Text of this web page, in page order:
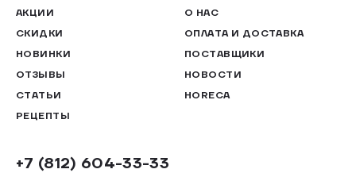
АКЦИИ
СКИДКИ
НОВИНКИ
ОТЗЫВЫ
СТАТЬИ
РЕЦЕПТЫ
О НАС
ОПЛАТА И ДОСТАВКА
ПОСТАВЩИКИ
НОВОСТИ
HORECA
+7 (812) 604-33-33